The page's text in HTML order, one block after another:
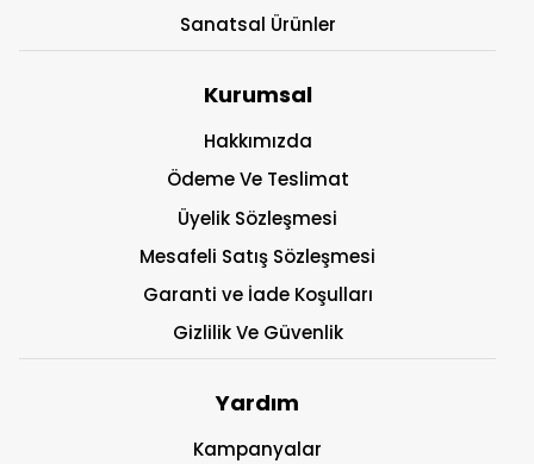
Sanatsal Ürünler
Kurumsal
Hakkımızda
Ödeme Ve Teslimat
Üyelik Sözleşmesi
Mesafeli Satış Sözleşmesi
Garanti ve İade Koşulları
Gizlilik Ve Güvenlik
Yardım
Kampanyalar